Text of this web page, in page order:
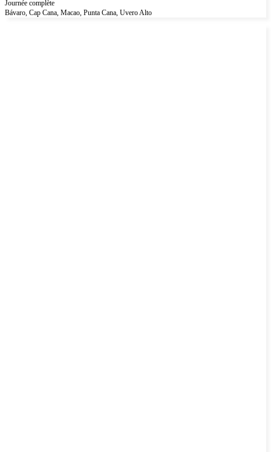
Journée complète
Bávaro, Cap Cana, Macao, Punta Cana, Uvero Alto